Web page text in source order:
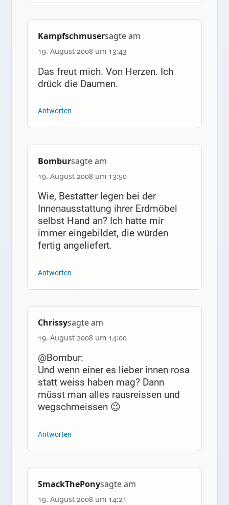
Kampfschmusersagte am
19. August 2008 um 13:43
Das freut mich. Von Herzen. Ich
drück die Daumen.
Antworten
Bombursagte am
19. August 2008 um 13:50
Wie, Bestatter legen bei der
Innenausstattung ihrer Erdmöbel
selbst Hand an? Ich hatte mir
immer eingebildet, die würden
fertig angeliefert.
Antworten
Chrissysagte am
19. August 2008 um 14:00
@Bombur:
Und wenn einer es lieber innen rosa
statt weiss haben mag? Dann
müsst man alles rausreissen und
wegschmeissen 😉
Antworten
SmackThePonysagte am
19. August 2008 um 14:21